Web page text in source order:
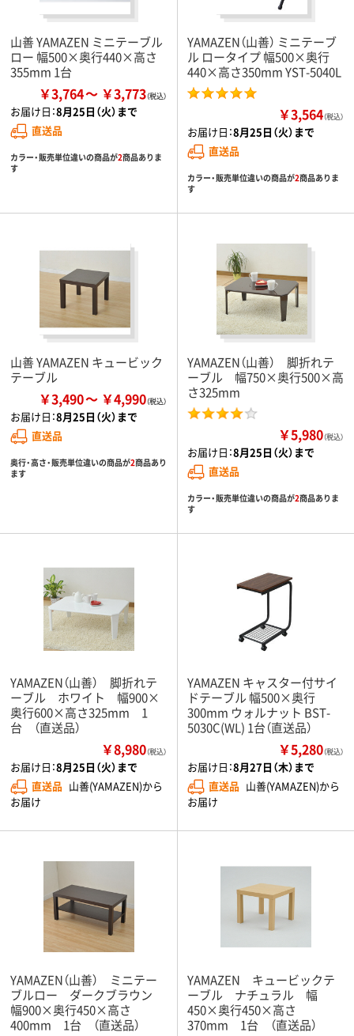
山善 YAMAZEN ミニテーブル
ロー 幅500×奥行440×高さ
355mm 1台
￥3,764 ￥3,773
お届け日：8月25日（火）まで
直送品
カラー・販売単位違いの商品が2商品ありま
す
YAMAZEN（山善） ミニテーブ
ル ロータイプ 幅500×奥行
440×高さ350mm YST-5040L
￥3,564（税込）
お届け日：8月25日（火）まで
直送品
カラー・販売単位違いの商品が2商品ありま
す
山善 YAMAZEN キュービック
テーブル
￥3,490 ￥4,990
お届け日：8月25日（火）まで
直送品
奥行・高さ・販売単位違いの商品が2商品あり
ます
YAMAZEN（山善） 脚折れテ
ーブル 幅750×奥行500×高
さ325mm
￥5,980（税込）
お届け日：8月25日（火）まで
直送品
カラー・販売単位違いの商品が2商品ありま
す
YAMAZEN（山善） 脚折れテ
ーブル ホワイト 幅900×
奥行600×高さ325mm 1
台 （直送品）
￥8,980（税込）
お届け日：8月25日（火）まで
直送品 山善(YAMAZEN)から
お届け
YAMAZEN キャスター付サイ
ドテーブル 幅500×奥行
300mm ウォルナット BST-
5030C(WL) 1台（直送品）
￥5,280（税込）
お届け日：8月27日（木）まで
直送品 山善(YAMAZEN)から
お届け
YAMAZEN（山善） ミニテー
ブルロー ダークブラウン
幅900×奥行450×高さ
400mm 1台 （直送品）
YAMAZEN キュービックテ
ーブル ナチュラル 幅
450×奥行450×高さ
370mm 1台 （直送品）